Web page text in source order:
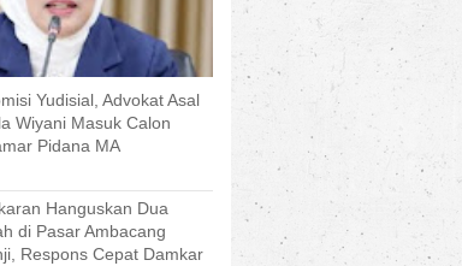
Yudisial, Advokat Asal
Wiyani Masuk Calon
Pidana MA
Hanguskan Dua
di Pasar Ambacang
Respons Cepat Damkar